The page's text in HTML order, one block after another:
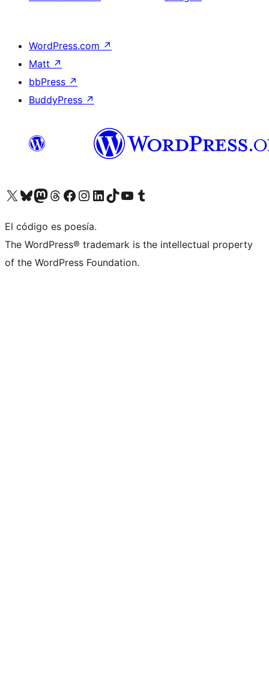
WordPress.com ↗
Matt ↗
bbPress ↗
BuddyPress ↗
Visita nuestra cuenta de X (anteriormente Twitter)
Visita nuestra cuenta de Bluesky
Visita nuestra cuenta de Mastodon
Visita nuestra cuenta de Threads
Visita nuestra página de Facebook
Visita nuestra cuenta de Instagram
Visita nuestra cuenta de LinkedIn
Visita nuestra cuenta de TikTok
Visita nuestro canal de YouTube
Visita nuestra cuenta de Tumblr
El código es poesía.
The WordPress® trademark is the intellectual property
of the WordPress Foundation.